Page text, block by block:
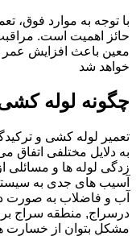
با توجه به موارد فوق،
حائز اهمیت است.
معین باعث افزایش عمر
خواهد شد
چگونه لوله
تعمیر لوله کشی و
به دلایل مختلفی اتفاق
زدگی لوله ها و مسائلی
آسیب های جدی به
آب و فاضلاب به صورت
درسراج, منطقه سراج
مشکل بتوان از خسارت